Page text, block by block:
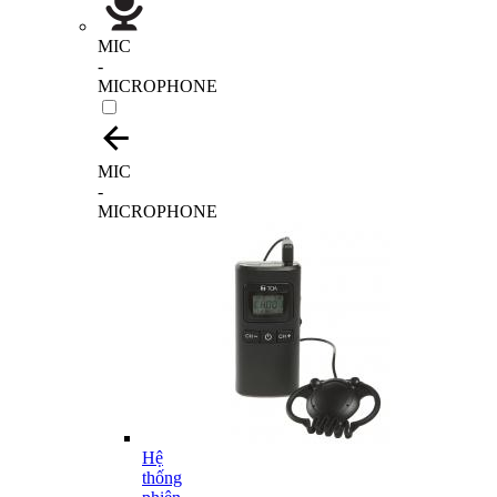
MIC
-
MICROPHONE
MIC
-
MICROPHONE
Hệ
thống